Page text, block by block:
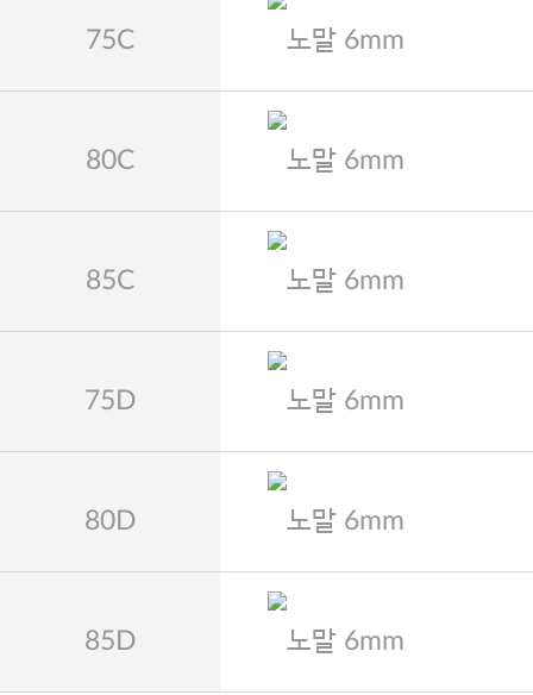
75C 노말 6mm
80C 노말 6mm
85C 노말 6mm
75D 노말 6mm
80D 노말 6mm
85D 노말 6mm